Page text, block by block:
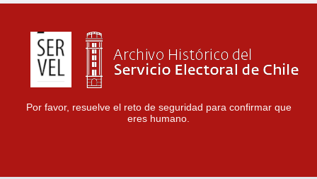
Por favor, resuelve el reto de seguridad para confirmar que
eres humano.